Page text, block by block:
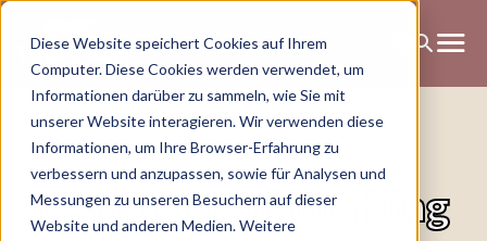
Diese Website speichert Cookies auf Ihrem
Computer. Diese Cookies werden verwendet, um
Informationen darüber zu sammeln, wie Sie mit
unserer Website interagieren. Wir verwenden diese
Informationen, um Ihre Browser-Erfahrung zu
verbessern und anzupassen, sowie für Analysen und
Messungen zu unseren Besuchern auf dieser
Website und anderen Medien. Weitere
New Ways of Working